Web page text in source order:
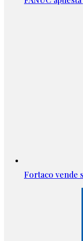
Fortaco vende